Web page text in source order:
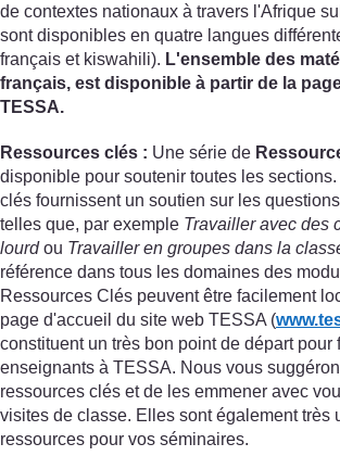
de contextes nationaux à travers l'Afrique
sont disponibles en quatre langues
français et kiswahili). L'ensemble des
français, est disponible à partir de la
TESSA.
Ressources clés : Une série de
disponible pour soutenir toutes les
clés fournissent un soutien sur les
telles que, par exemple Travailler avec des
lourdou Travailler en groupes dans la
référence dans tous les domaines des
Ressources Clés peuvent être facilement
page d'accueil du site web TESSA (
constituent un très bon point de départ pour
enseignants à TESSA. Nous vous
ressources clés et de les emmener avec
visites de classe. Elles sont également très
ressources pour vos séminaires.